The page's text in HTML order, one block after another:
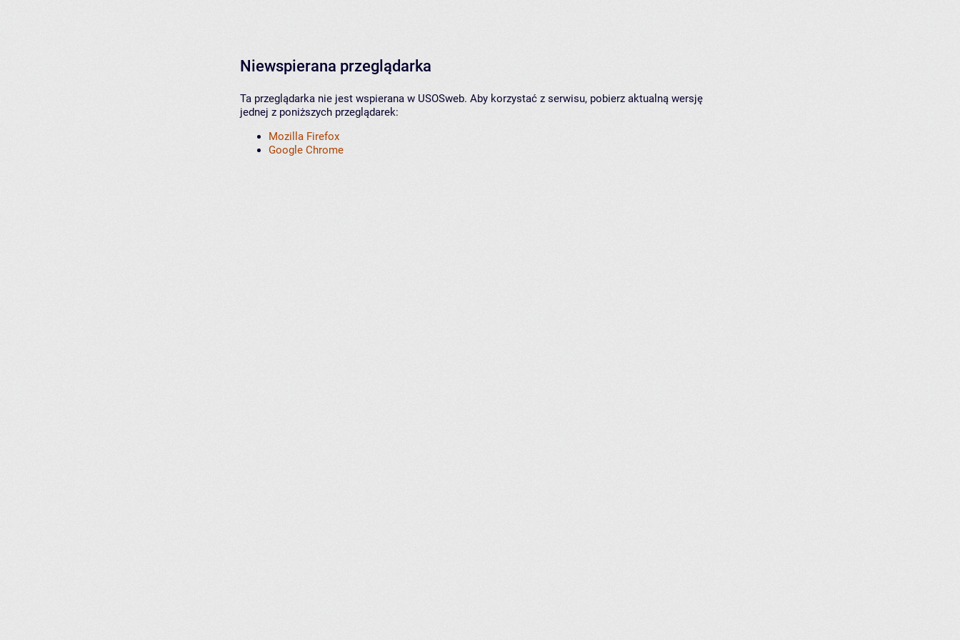
Niewspierana przeglądarka
Ta przeglądarka nie jest wspierana w USOSweb. Aby korzystać z serwisu, pobierz aktualną wersję
jednej z poniższych przeglądarek:
Mozilla Firefox
Google Chrome